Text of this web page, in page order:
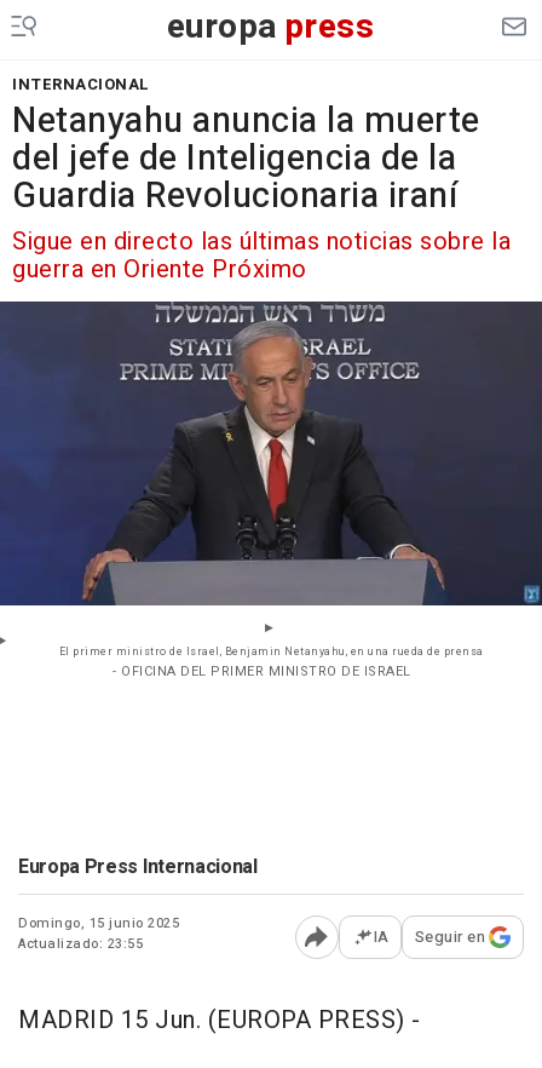
europa press
INTERNACIONAL
Netanyahu anuncia la muerte
del jefe de Inteligencia de la
Guardia Revolucionaria iraní
Sigue en directo las últimas noticias sobre la
guerra en Oriente Próximo
El primer ministro de Israel, Benjamin Netanyahu, en una rueda de prensa
- OFICINA DEL PRIMER MINISTRO DE ISRAEL
Europa Press Internacional
Domingo, 15 junio 2025
Actualizado: 23:55
Abrir opciones para
IA Seguir en
MADRID 15 Jun. (EUROPA PRESS) -